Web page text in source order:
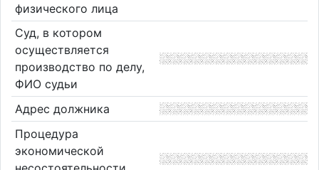
физического лица
Суд, в котором
осуществляется
производство по делу,
ФИО судьи
Адрес должника
Процедура
экономической